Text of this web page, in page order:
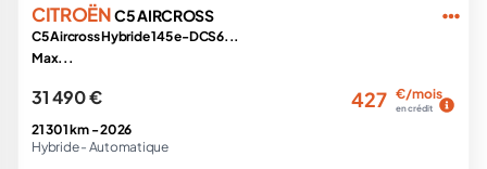
CITROËNC5 AIRCROSS
C5 Aircross Hybride 145 e-DCS6...
Max...
31 490 € 427 €/mois
en crédit
21 301 km -2026
Hybride - Automatique